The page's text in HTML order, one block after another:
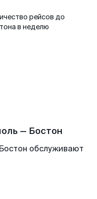
рейсов до
в неделю
— Бостон
обслуживают